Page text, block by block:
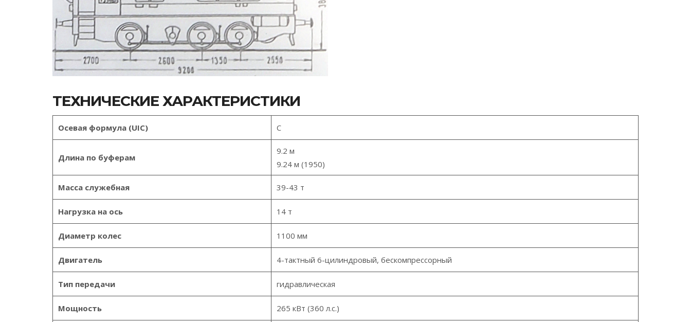
ТЕХНИЧЕСКИЕ ХАРАКТЕРИСТИКИ
Осевая формула (UIC) C
Длина по буферам
9.2 м
9.24 м (1950)
Масса служебная 39-43 т
Нагрузка на ось 14 т
Диаметр колес 1100 мм
Двигатель 4-тактный 6-цилиндровый, бескомпрессорный
Тип передачи гидравлическая
Мощность 265 кВт (360 л.с.)